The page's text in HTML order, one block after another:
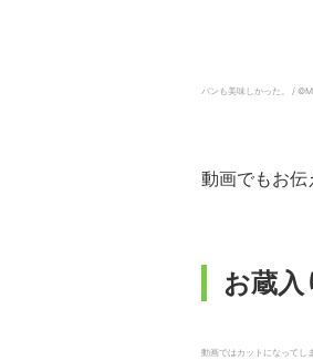
パンも美味しかった。 /
動画でもお伝
お蔵入
動画ではカットになってし